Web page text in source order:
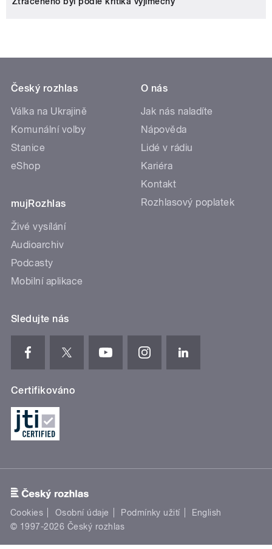
Český rozhlas
Válka na Ukrajině
Komunální volby
Stanice
eShop
mujRozhlas
Živé vysílání
Audioarchiv
Podcasty
Mobilní aplikace
O nás
Jak nás naladíte
Nápověda
Lidé v rádiu
Kariéra
Kontakt
Rozhlasový poplatek
Sledujte nás
Certifikováno
Cookies Osobní údaje Podmínky užití
English
© 1997-2026 Český rozhlas